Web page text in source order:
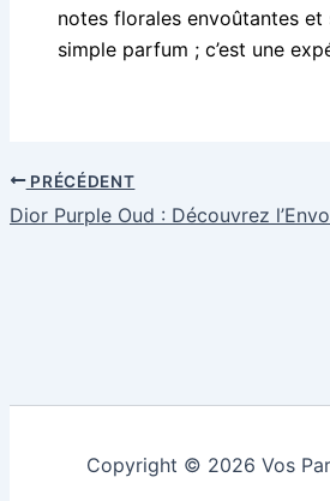
notes florales envoûtantes et
simple parfum ; c’est une
PRÉCÉDENT
Dior Purple Oud : Découvrez
Copyright © 2026 Vos